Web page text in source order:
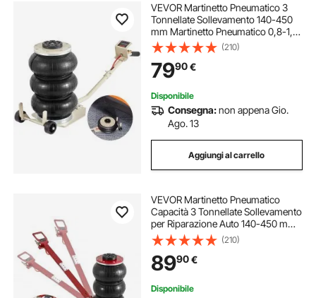
VEVOR Martinetto Pneumatico 3
Tonnellate Sollevamento 140-450
mm Martinetto Pneumatico 0,8-1,0
MPa, Martinetto Gonfiabile 3
Cuscini d'Aria per Riparazione Auto
Manutenzione SUV Pickup Officina
Garage
(210)
7990€
Disponibile
Consegna:non appena Gio.
Ago. 13
Aggiungi al carrello
VEVOR Martinetto Pneumatico
Capacità 3 Tonnellate Sollevamento
per Riparazione Auto 140-450 mm,
Cric Pneumatico 0,8-1,0 MPa con 3
Cuscini d'Aria Impugnatura
Regolabile Rosso per da Officina
Garage
(210)
8990€
Disponibile